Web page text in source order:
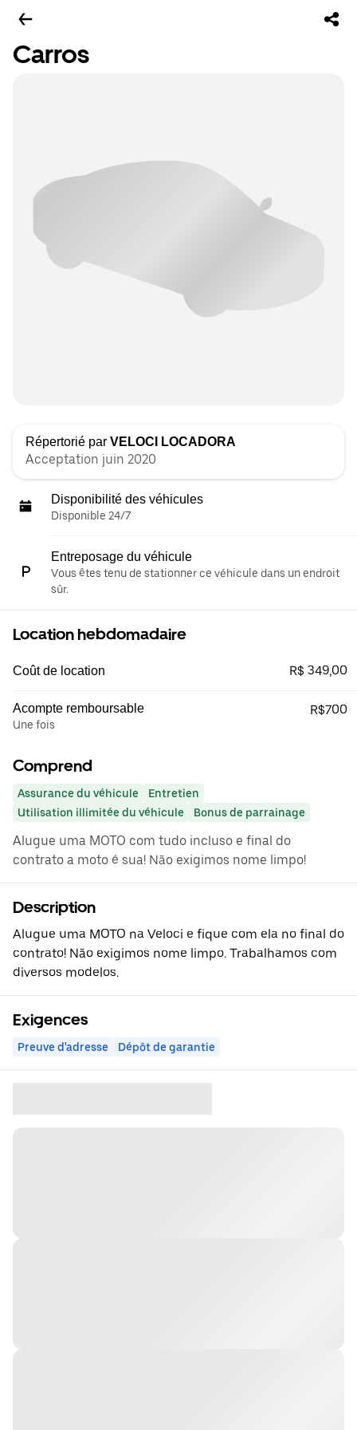
Carros
Répertorié par VELOCI LOCADORA
Acceptation juin 2020
Disponibilité des véhicules
Disponible 24/7
Entreposage du véhicule
Vous êtes tenu de stationner ce véhicule dans un endroit
sûr.
Location hebdomadaire
Coût de location R$ 349,00
Acompte remboursable
Une fois
R$700
Comprend
Assurance du véhicule
Entretien
Utilisation illimitée du véhicule
Bonus de parrainage
Alugue uma MOTO com tudo incluso e final do
contrato a moto é sua! Não exigimos nome limpo!
Description
Alugue uma MOTO na Veloci e fique com ela no final do
contrato! Não exigimos nome limpo. Trabalhamos com
diversos modelos.
Exigences
Preuve d'adresse Dépôt de garantie